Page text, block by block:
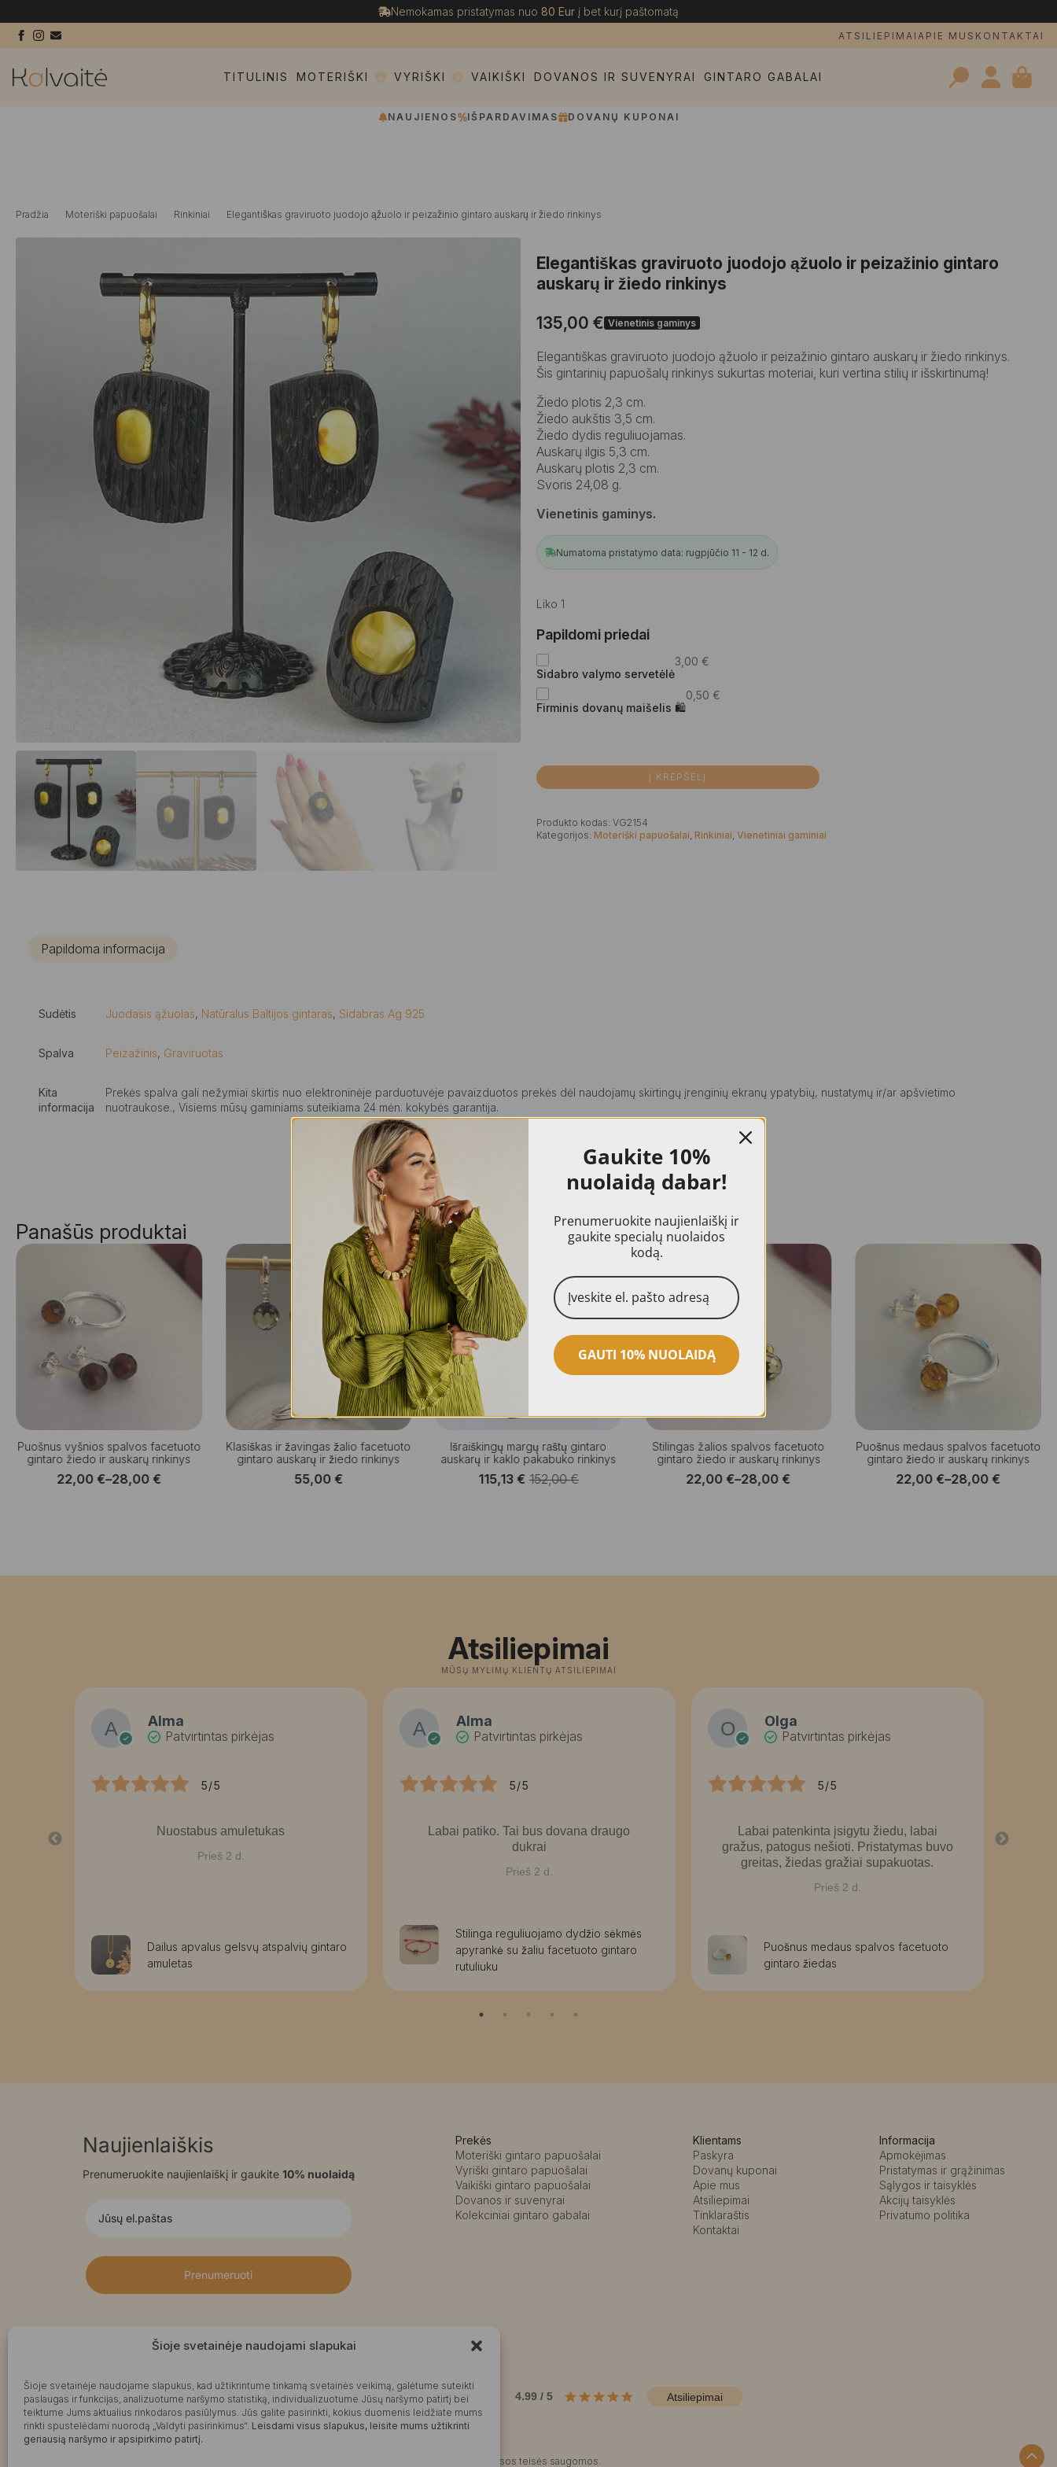
Šioje svetainėje naudojami slapukai
Šioje svetainėje naudojame slapukus, kad užtikrintume tinkamą svetainės veikimą, galėtume suteikti
paslaugas ir funkcijas, analizuotume naršymo statistiką, individualizuotume Jūsų naršymo patirtį bei
teiktume Jums aktualius rinkodaros pasiūlymus. Jūs galite pasirinkti, kokius duomenis leidžiate mums
rinkti spustelėdami nuorodą „Valdyti pasirinkimus“. Leisdami visus slapukus, leisite mums užtikrinti
geriausią naršymo ir apsipirkimo patirtį.
Nemokamas pristatymas nuo 80 Eur į bet kurį paštomatą
ATSILIEPIMAI APIE MUS KONTAKTAI
TITULINIS MOTERIŠKI VYRIŠKI VAIKIŠKI DOVANOS IR SUVENYRAI GINTARO GABALAI
NAUJIENOS IŠPARDAVIMAS DOVANŲ KUPONAI
Pradžia Moteriški papuošalai Rinkiniai Elegantiškas graviruoto juodojo ąžuolo ir peizažinio gintaro auskarų ir žiedo rinkinys
Elegantiškas graviruoto juodojo ąžuolo ir peizažinio gintaro
auskarų ir žiedo rinkinys
135,00 € Vienetinis gaminys
Elegantiškas graviruoto juodojo ąžuolo ir peizažinio gintaro auskarų ir žiedo rinkinys.
Šis gintarinių papuošalų rinkinys sukurtas moteriai, kuri vertina stilių ir išskirtinumą!
Žiedo plotis 2,3 cm.
Žiedo aukštis 3,5 cm.
Žiedo dydis reguliuojamas.
Auskarų ilgis 5,3 cm.
Auskarų plotis 2,3 cm.
Svoris 24,08 g.
Vienetinis gaminys.
Numatoma pristatymo data: rugpjūčio 11 - 12 d.
Liko 1
Papildomi priedai
Sidabro valymo servetėlė
3,00 €
Firminis dovanų maišelis 🛍
0,50 €
Į KREPŠELĮ
Produkto kodas: VG2154
Kategorijos: Moteriški papuošalai, Rinkiniai, Vienetiniai gaminiai
Papildoma informacija
Sudėtis Juodasis ąžuolas, Natūralus Baltijos gintaras, Sidabras Ag 925
Spalva Peizažinis, Graviruotas
Kita
informacija
Prekės spalva gali nežymiai skirtis nuo elektroninėje parduotuvėje pavaizduotos prekės dėl naudojamų skirtingų įrenginių ekranų ypatybių, nustatymų ir/ar apšvietimo
nuotraukose., Visiems mūsų gaminiams suteikiama 24 mėn. kokybės garantija.
Panašūs produktai
Puošnus vyšnios spalvos facetuoto
gintaro žiedo ir auskarų rinkinys
22,00 €–28,00 €
Price
Klasiškas ir žavingas žalio facetuoto
gintaro auskarų ir žiedo rinkinys
55,00€
AKCIJA!
Išraiškingų margų raštų gintaro
auskarų ir kaklo pakabuko rinkinys
152,00€
Original
115,13€ Current
Stilingas žalios spalvos facetuoto
gintaro žiedo ir auskarų rinkinys
22,00€–28,00€
Price
Puošnus medaus spalvos facetuoto
gintaro žiedo ir auskarų rinkinys
22,00€–28,00€
Price
Atsiliepimai
MŪSŲ MYLIMŲ KLIENTŲ ATSILIEPIMAI
Alma
Patvirtintas pirkėjas
5/5
Nuostabus amuletukas
Prieš 2 d.
Dailus apvalus gelsvų atspalvių gintaro
amuletas
Alma
Patvirtintas pirkėjas
5/5
Labai patiko. Tai bus dovana draugo
dukrai
Prieš 2 d.
Stilinga reguliuojamo dydžio sėkmės
apyrankė su žaliu facetuoto gintaro
rutuliuku
Olga
Patvirtintas pirkėjas
5/5
Labai patenkinta įsigytu žiedu, labai
gražus, patogus nešioti. Pristatymas buvo
greitas, žiedas gražiai supakuotas.
Prieš 2 d.
Puošnus medaus spalvos facetuoto
gintaro žiedas
Naujienlaiškis
Prenumeruokite naujienlaiškį ir gaukite 10% nuolaidą
Prenumeruoti
Prekės
Moteriški gintaro papuošalai
Vyriški gintaro papuošalai
Vaikiški gintaro papuošalai
Dovanos ir suvenyrai
Kolekciniai gintaro gabalai
Klientams
Paskyra
Dovanų kuponai
Apie mus
Atsiliepimai
Tinklaraštis
Kontaktai
Informacija
Apmokėjimas
Pristatymas ir grąžinimas
Sąlygos ir taisyklės
Akcijų taisyklės
Privatumo politika
Produktų įvertinimas 4.99 / 5 Atsiliepimai
©2025 Visos teisės saugomos.
Gaukite 10%
nuolaidą dabar!
Prenumeruokite naujienlaiškį ir
gaukite specialų nuolaidos
kodą.
GAUTI 10% NUOLAIDĄ